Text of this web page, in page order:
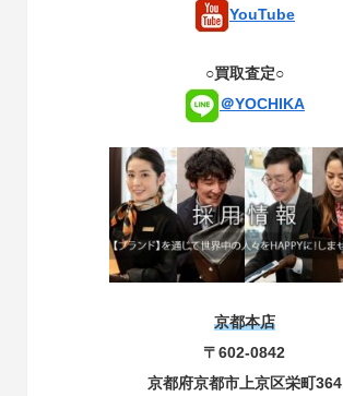
YouTube
○買取査定○
＠YOCHIKA
京都本店
〒602-0842
京都府京都市上京区栄町364